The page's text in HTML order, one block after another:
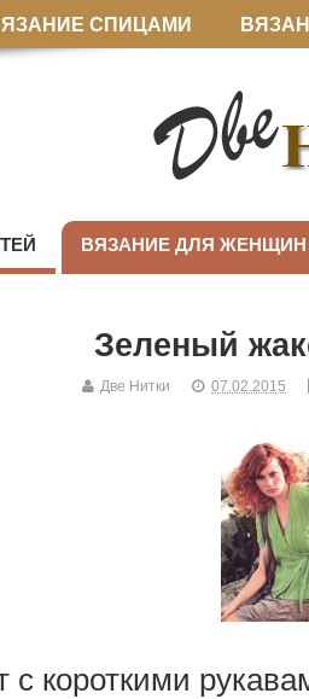
СПИЦАМИ
ВЯЗАНИЕ ДЛЯ ЖЕНЩИН
Зеленый
Две Нитки 07.02.2015
с короткими